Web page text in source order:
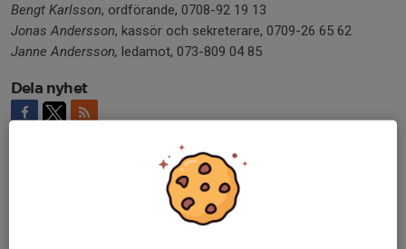
Bengt Karlsson, ordförande, 0708-92 19 13
Jonas Andersson, kassör och sekreterare, 0709-26 65 62
Janne Andersson, ledamot, 073-809 04 85
Dela nyhet